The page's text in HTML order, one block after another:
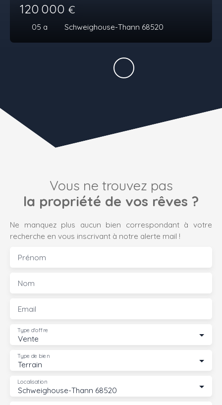
120 000 €
05 a Schweighouse-Thann 68520
Vous ne trouvez pas
la propriété de vos rêves ?
Ne manquez plus aucun bien correspondant à votre
recherche en vous inscrivant à notre alerte mail !
Prénom
Nom
Email
Vente
Type d'offre
Terrain
Type de bien
Schweighouse-Thann 68520
Localisation